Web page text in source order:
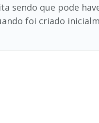
sendo que pode
foi criado